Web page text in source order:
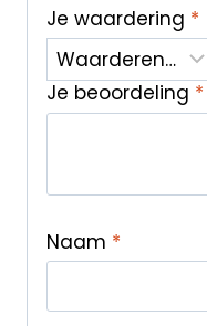
Je waardering *
Je beoordeling *
Naam *